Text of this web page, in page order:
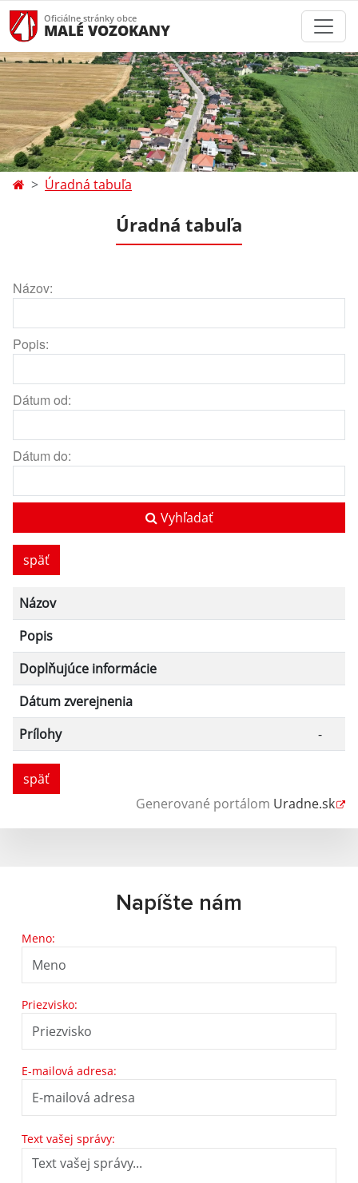
Oficiálne stránky obce
MALÉ VOZOKANY
Úradná tabuľa
Úradná tabuľa
Názov:
Popis:
Dátum od:
Dátum do:
Vyhľadať
späť
Názov
Popis
Doplňujúce informácie
Dátum zverejnenia
Prílohy
-
späť
Generované portálom Uradne.sk
Napíšte nám
Meno:
Priezvisko:
E-mailová adresa:
Text vašej správy: